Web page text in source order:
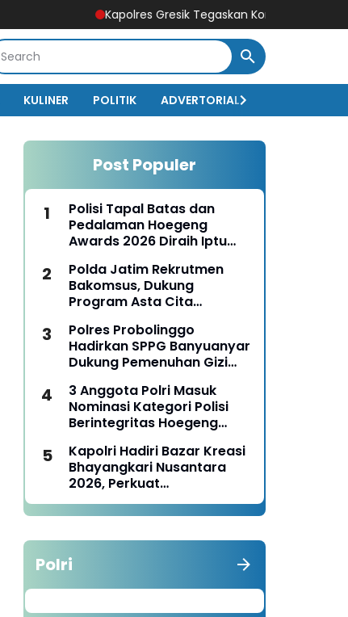
Kapolres Gresik Tegaskan Komitmen Polri Dukung
KULINER POLITIK ADVERTORIAL
Post Populer
Polisi Tapal Batas dan
Pedalaman Hoegeng
Awards 2026 Diraih Iptu
Pengabdian Humanis di
Nduga
Polda Jatim Rekrutmen
Bakomsus, Dukung
Program Asta Cita
Polres Probolinggo
Hadirkan SPPG Banyuanyar
Dukung Pemenuhan Gizi
3 Anggota Polri Masuk
Nominasi Kategori Polisi
Berintegritas Hoegeng
Kapolri Hadiri Bazar Kreasi
Bhayangkari Nusantara
2026, Perkuat
Pemberdayaan UMKM dan
Budaya Lokal
Polri